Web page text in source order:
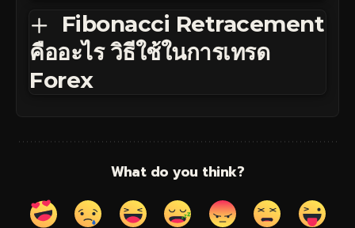
Fibonacci Retracement
คืออะไร วิธีใช้ในการเทรด
Forex
What do you think?